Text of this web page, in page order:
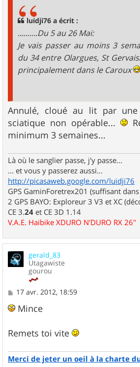
luidji76 a écrit :
..........Du 5 au 26 Mai:
Je vais passer au moins 3
du 34 entre Olargues, St
principalement dans le Caroux
Annulé, cloué au lit par
sciatique non opérable...
minimum 3 semaines...
Là où le sanglier passe, j'y passe...
... et vous y passerez aussi...
http://picasaweb.google.com/luidji76
GPS GaminForetrex201 (suffisant
2 GPS BAYO: Exploreur 3 V3 et XC
CE 3.24 et CE 3D 1.14
V.A.E. Haibike XDURO N'DURO RX 26"
gerald_83
Utagawiste
gourou
M
s
g
e
17 avr. 2012, 18:59
Mince
Remets toi vite
Merci de jeter un oeil à la charte